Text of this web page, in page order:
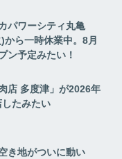
パワーシティ丸亀
ら一時休業中。8月
ン予定みたい！
店 多度津」が2026年
たみたい
き地がついに動い